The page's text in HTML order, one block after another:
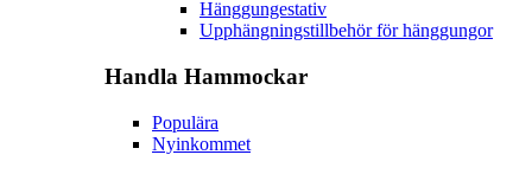
Hänggungestativ
Upphängningstillbehör för hänggungor
Handla Hammockar
Populära
Nyinkommet